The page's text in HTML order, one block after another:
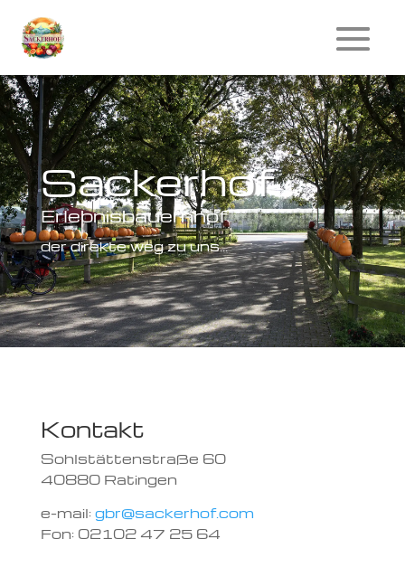
Sackerhof
Erlebnisbauernhof
der direkte weg zu uns…
Kontakt
Sohlstättenstraße 60
40880 Ratingen
e-mail: gbr@sackerhof.com
Fon: 02102 47 25 64